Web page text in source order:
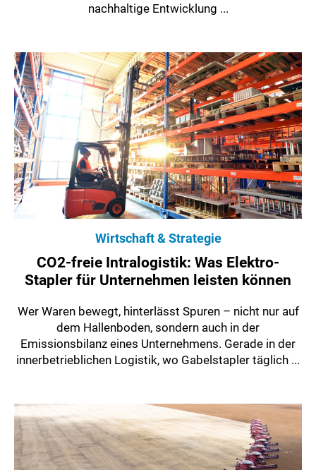
nachhaltige Entwicklung ...
Wirtschaft & Strategie
CO2-freie Intralogistik: Was Elektro-
Stapler für Unternehmen leisten können
Wer Waren bewegt, hinterlässt Spuren – nicht nur auf
dem Hallenboden, sondern auch in der
Emissionsbilanz eines Unternehmens. Gerade in der
innerbetrieblichen Logistik, wo Gabelstapler täglich ...